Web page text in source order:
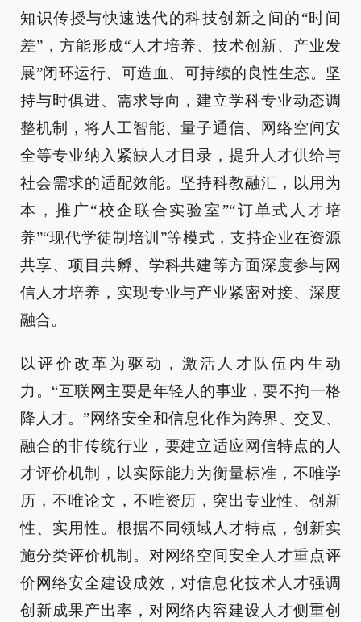
知识传授与快速迭代的科技创新之间的“时间
差”，方能形成“人才培养、技术创新、产业发
展”闭环运行、可造血、可持续的良性生态。坚
持与时俱进、需求导向，建立学科专业动态调
整机制，将人工智能、量子通信、网络空间安
全等专业纳入紧缺人才目录，提升人才供给与
社会需求的适配效能。坚持科教融汇，以用为
本，推广“校企联合实验室”“订单式人才培
养”“现代学徒制培训”等模式，支持企业在资源
共享、项目共孵、学科共建等方面深度参与网
信人才培养，实现专业与产业紧密对接、深度
融合。
以评价改革为驱动，激活人才队伍内生动
力。“互联网主要是年轻人的事业，要不拘一格
降人才。”网络安全和信息化作为跨界、交叉、
融合的非传统行业，要建立适应网信特点的人
才评价机制，以实际能力为衡量标准，不唯学
历，不唯论文，不唯资历，突出专业性、创新
性、实用性。根据不同领域人才特点，创新实
施分类评价机制。对网络空间安全人才重点评
价网络安全建设成效，对信息化技术人才强调
创新成果产出率，对网络内容建设人才侧重创